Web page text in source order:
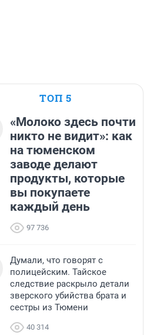
ТОП 5
«Молоко здесь почти
никто не видит»: как
на тюменском
заводе делают
продукты, которые
вы покупаете
каждый день
97 736
Думали, что говорят с
полицейским. Тайское
следствие раскрыло детали
зверского убийства брата и
сестры из Тюмени
40 314